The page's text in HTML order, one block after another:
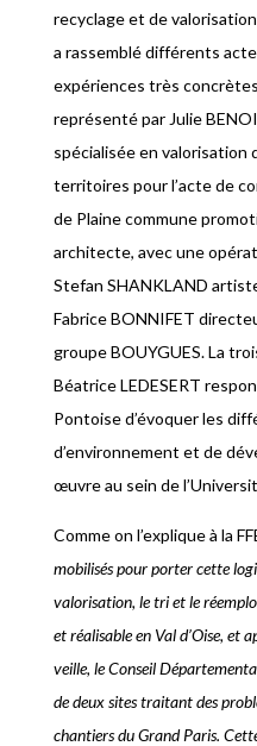
recyclage et de
a rassemblé différents
expériences très
représenté par Julie
spécialisée en valorisation
territoires pour l’acte de
de Plaine commune
architecte, avec une
Stefan SHANKLAND
Fabrice BONNIFET
groupe BOUYGUES. La
Béatrice LEDESERT
Pontoise d’évoquer les
d’environnement et de
œuvre au sein de
Comme on l’explique à la
mobilisés pour porter cette
valorisation, le tri et le
et réalisable en Val d’Oise, et
veille, le Conseil
de deux sites traitant des
chantiers du Grand Paris.